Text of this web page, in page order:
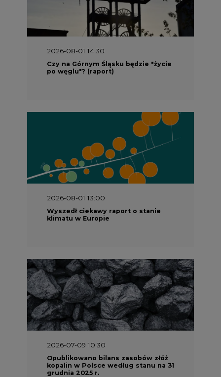
2026-08-01 14:30
Czy na Górnym Śląsku będzie "życie
po węglu"? (raport)
2026-08-01 13:00
Wyszedł ciekawy raport o stanie
klimatu w Europie
2026-07-09 10:30
Opublikowano bilans zasobów złóż
kopalin w Polsce według stanu na 31
grudnia 2025 r.